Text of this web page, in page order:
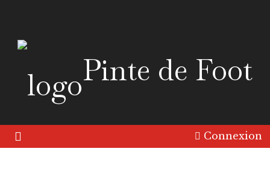
Pinte de Foot
Connexion